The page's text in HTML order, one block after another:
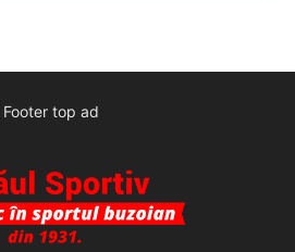
Footer top ad